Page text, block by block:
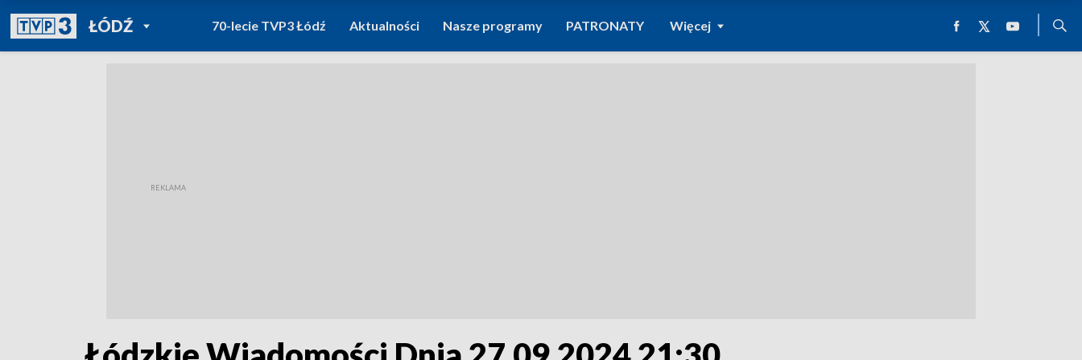
ŁÓDŹPOWRÓT DO
TVP REGIONY
70-lecie TVP3 Łódź Aktualności Nasze programy PATRONATY Więcej